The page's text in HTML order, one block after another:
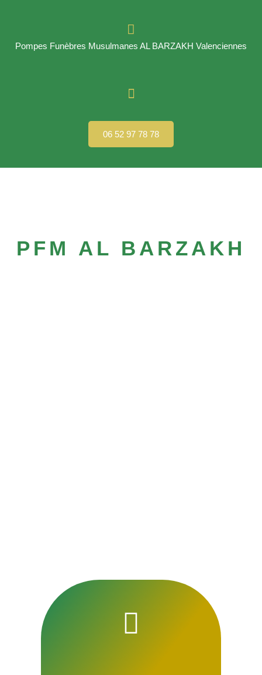
Pompes Funèbres Musulmanes AL BARZAKH Valenciennes
06 52 97 78 78
PFM AL BARZAKH